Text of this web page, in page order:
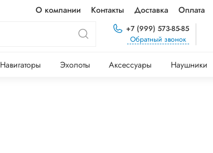
О компании Контакты Доставка Оплата
+7 (999) 573-85-85
Обратный звонок
Навигаторы Эхолоты Аксессуары Наушники